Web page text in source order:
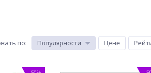
по: Популярности Цене